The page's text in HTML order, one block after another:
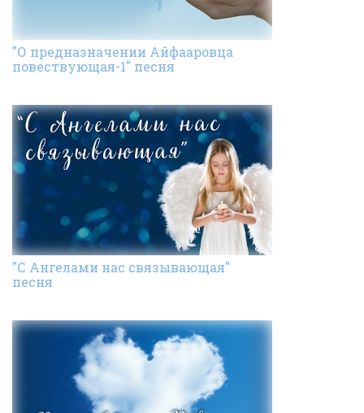
"О предназначении Айфааровца
повествующая-1" песня
"С Ангелами нас связывающая"
песня